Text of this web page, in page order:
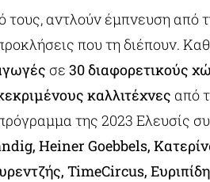
τους, αντλούν έμπνευση από
που τη διέπουν.
σε 30 διαφορετικούς
καλλιτέχνες από
της 2023 Ελευσίς
Heiner Goebbels,
TimeCircus,